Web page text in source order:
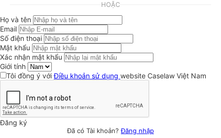
HOẶC
Họ và tên
Email
Số điện thoại
Mật khẩu
Xác nhận mật khẩu
Giới tính
Tôi đồng ý vớiĐiều khoản sử dụng website Caselaw Việt Nam
Đăng ký
Đã có Tài khoản?Đăng nhập